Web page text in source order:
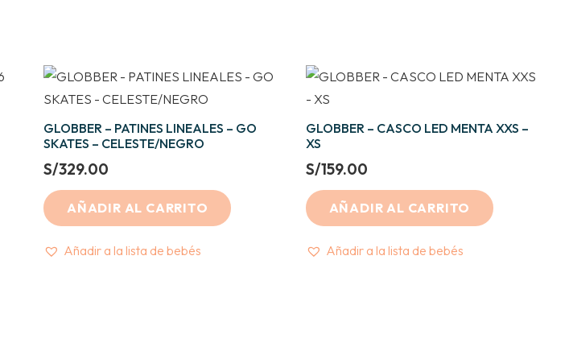
GLOBBER – PATINES LINEALES – GO
SKATES – CELESTE/NEGRO
S/329.00
AÑADIR AL CARRITO
Añadir a la lista de bebés
GLOBBER – CASCO LED MENTA XXS –
XS
S/159.00
AÑADIR AL CARRITO
Añadir a la lista de bebés